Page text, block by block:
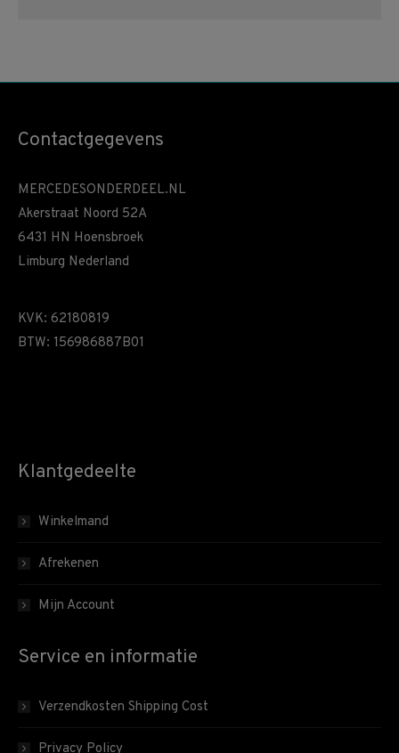
Contactgegevens
MERCEDESONDERDEEL.NL
Akerstraat Noord 52A
6431 HN Hoensbroek
Limburg Nederland
KVK: 62180819
BTW: 156986887B01
Klantgedeelte
Winkelmand
Afrekenen
Mijn Account
Service en informatie
Verzendkosten Shipping Cost
Privacy Policy